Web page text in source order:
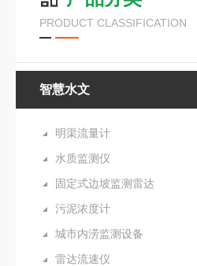
PRODUCT CLASSIFICATION
智慧水文
明渠流量计
水质监测仪
固定式边坡监测雷达
污泥浓度计
城市内涝监测设备
雷达流速仪